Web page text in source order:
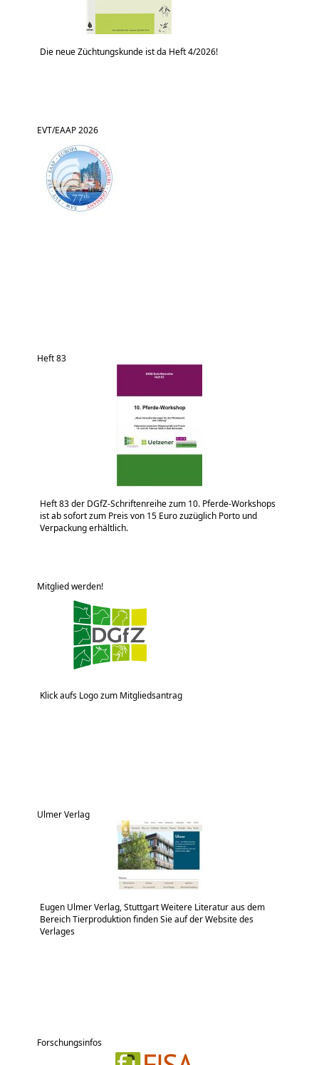
Die neue Züchtungskunde ist da Heft 4/2026!
EVT/EAAP 2026
Heft 83
Heft 83 der DGfZ-Schriftenreihe zum 10. Pferde-Workshops
ist ab sofort zum Preis von 15 Euro zuzüglich Porto und
Verpackung erhältlich.
Mitglied werden!
Klick aufs Logo zum Mitgliedsantrag
Ulmer Verlag
Eugen Ulmer Verlag, Stuttgart Weitere Literatur aus dem
Bereich Tierproduktion finden Sie auf der Website des
Verlages
Forschungsinfos